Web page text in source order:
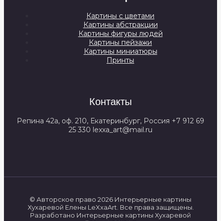
Картины с цветами
Картины абстракции
Картины фигуры людей
Картины пейзажи
Картины миниатюры
Принты
Контакты
Репина 42а, оф. 210, Екатеринбург, Россия +7 912 69
25 330 lexxa_art@mail.ru
© Авторское право 2026 Интерьерные картины
Хухаревой Елены LeXxaArt. Все права защищены.
Разработано Интерьерные картины Хухаревой